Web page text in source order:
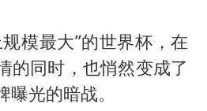
模最大”的世界杯，在
的同时，也悄然变成了
光的暗战。